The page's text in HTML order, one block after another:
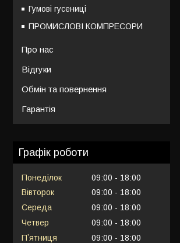
Гумові гусениці
ПРОМИСЛОВІ КОМПРЕСОРИ
Про нас
Відгуки
Обмін та повернення
Гарантія
Графік роботи
Понеділок 09:00
18:00
Вівторок
09:00
18:00
Середа
09:00
18:00
Четвер
09:00
18:00
Пʼятниця
09:00
18:00